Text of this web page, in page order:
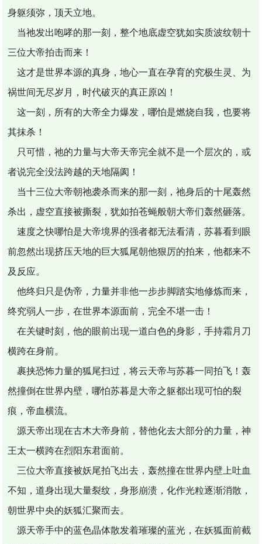
身躯须弥，顶天立地。
当祂发出咆哮的那一刻，整个地底虚空犹如实质波纹朝十
三位大帝拍击而来！
这才是世界本源的真身，地心一直在孕育的究极生灵、为
祸世间无尽岁月，时代破灭的真正原凶！
这一刻，所有的大帝全力爆发，哪怕是燃烧自我，也要将
其抹杀！
只可惜，祂的力量与大帝天帝完全就不是一个层次的，或
者说完全没法跨越的天地隔阂！
当十三位大帝朝祂袭杀而来的那一刻，祂身后的十尾轰然
杀出，虚空直接被撕裂，犹如拍苍蝇般朝大帝们轰然砸落。
速度之快哪怕是大帝境界的强者都无法看清，苏暮看到眼
前忽然出现挤压天地的巨大狐尾朝他狠厉的拍来，他都来不
及反应。
他终归只是伪帝，力量并非他一步步脚踏实地修炼而来，
终究弱人一步，在世界本源面前，完全不堪一击！
在关键时刻，他的眼前出现一道白色的身影，手持霜月刀
横跨在身前。
裹挟恐怖力量的狐尾扫过，将云天帝与苏暮一同拍飞！轰
然撞倒在世界内壁，哪怕苏暮是大帝之躯都出现可怕的裂
痕，帝血横流。
源天帝出现在古木大帝身前，替他化去大部分的力量，神
王太一横跨在烈阳东君面前。
三位大帝直接被妖尾拍飞出去，轰然撞在世界内壁上吐血
不知，道身出现大量裂纹，身形崩溃，化作光粒逐渐消散，
朝世界中央的妖狐汇聚而去。
源天帝手中的蓝色晶体散发着璀璨的蓝光，在妖狐面前截